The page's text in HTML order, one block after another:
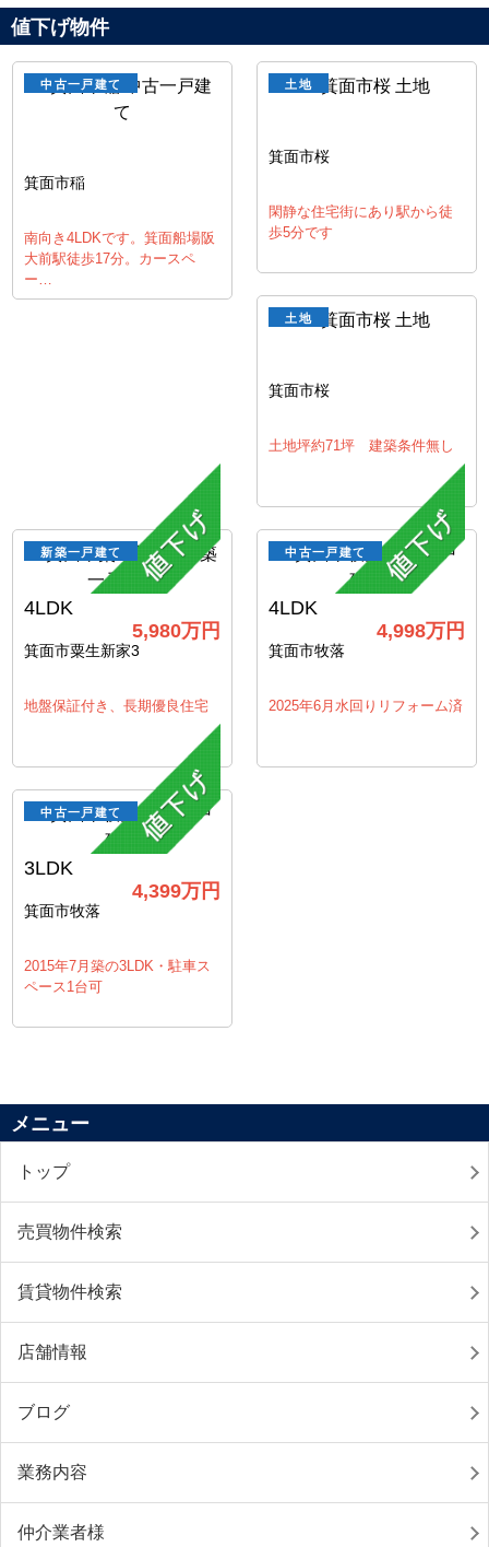
値下げ物件
中古一戸建て
箕面市稲
南向き4LDKです。箕面船場阪
大前駅徒歩17分。カースペ
ー…
土地
箕面市桜
閑静な住宅街にあり駅から徒
歩5分です
土地
箕面市桜
土地坪約71坪 建築条件無し
新築一戸建て
4LDK
5,980万円
箕面市粟生新家3
地盤保証付き、長期優良住宅
中古一戸建て
4LDK
4,998万円
箕面市牧落
2025年6月水回りリフォーム済
中古一戸建て
3LDK
4,399万円
箕面市牧落
2015年7月築の3LDK・駐車ス
ペース1台可
メニュー
トップ
売買物件検索
賃貸物件検索
店舗情報
ブログ
業務内容
仲介業者様